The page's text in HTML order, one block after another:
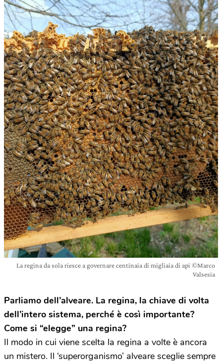
La regina da sola riesce a governare centinaia di migliaia di api ©Marco
Valsesia
Parliamo dell’alveare. La regina, la chiave di volta
dell’intero sistema, perché è così importante?
Come si “elegge” una regina?
Il modo in cui viene scelta la regina a volte è ancora
un mistero. Il ‘superorganismo’ alveare sceglie sempre